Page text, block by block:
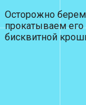
Осторожно
прокатываем его
бисквитной